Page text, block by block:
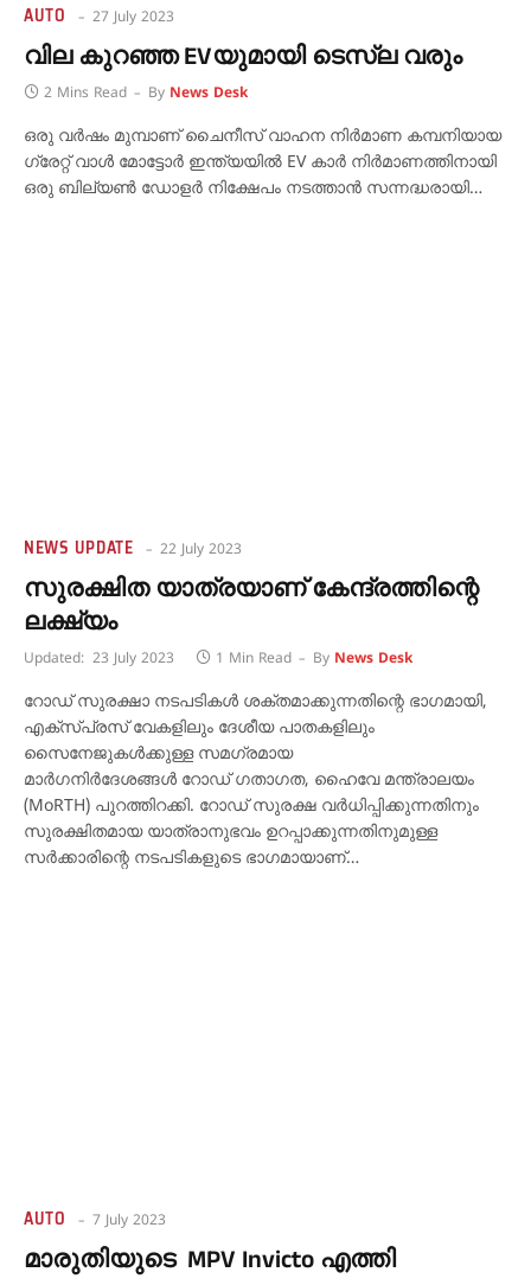
AUTO 27 July 2023
വില കുറഞ്ഞ EVയുമായി ടെസ്‌ല വരും‌
2 Mins Read By News Desk
ഒരു വർഷം മുമ്പാണ് ചൈനീസ് വാഹന നിർമാണ കമ്പനിയായ
ഗ്രേറ്റ് വാൾ മോട്ടോർ ഇന്ത്യയിൽ EV കാർ നിർമാണത്തിനായി
ഒരു ബില്യൺ ഡോളർ നിക്ഷേപം നടത്താൻ സന്നദ്ധരായി…
NEWS UPDATE 22 July 2023
സുരക്ഷിത യാത്രയാണ് കേന്ദ്രത്തിന്റെ
ലക്ഷ്യം
Updated: 23 July 2023 1 Min Read By News Desk
റോഡ് സുരക്ഷാ നടപടികൾ ശക്തമാക്കുന്നതിന്റെ ഭാഗമായി,
എക്‌സ്‌പ്രസ് വേകളിലും ദേശീയ പാതകളിലും
സൈനേജുകൾക്കുള്ള സമഗ്രമായ
മാർഗനിർദേശങ്ങൾ റോഡ് ഗതാഗത, ഹൈവേ മന്ത്രാലയം
(MoRTH) പുറത്തിറക്കി. റോഡ് സുരക്ഷ വർധിപ്പിക്കുന്നതിനും
സുരക്ഷിതമായ യാത്രാനുഭവം ഉറപ്പാക്കുന്നതിനുമുള്ള
സർക്കാരിന്റെ നടപടികളുടെ ഭാഗമായാണ്…
AUTO 7 July 2023
മാരുതിയുടെ MPV Invicto എത്തി